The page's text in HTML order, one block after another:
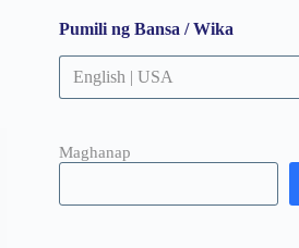
Pumili ng Bansa / Wika
Maghanap